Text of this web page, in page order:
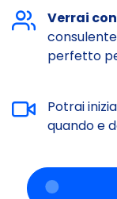
Verrai
perfetto
Potrai
quando e